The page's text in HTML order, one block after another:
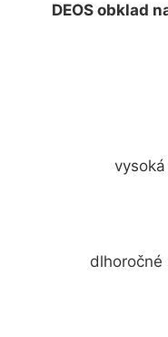
DEOS obklad
dlhoročné